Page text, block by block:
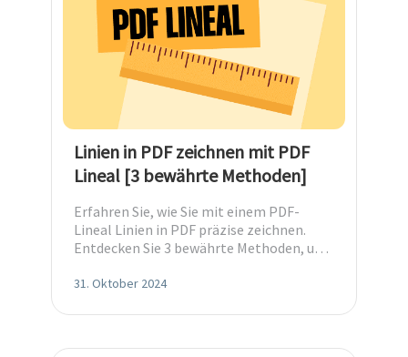
Linien in PDF zeichnen mit PDF
Lineal [3 bewährte Methoden]
Erfahren Sie, wie Sie mit einem PDF-
Lineal Linien in PDF präzise zeichnen.
Entdecken Sie 3 bewährte Methoden, um
31. Oktober 2024